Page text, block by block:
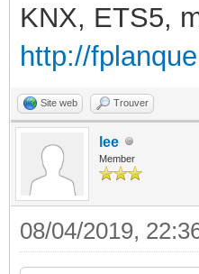
KNX, ETS5,
http://
Site web Trouver
lee
Member
08/04/2019,